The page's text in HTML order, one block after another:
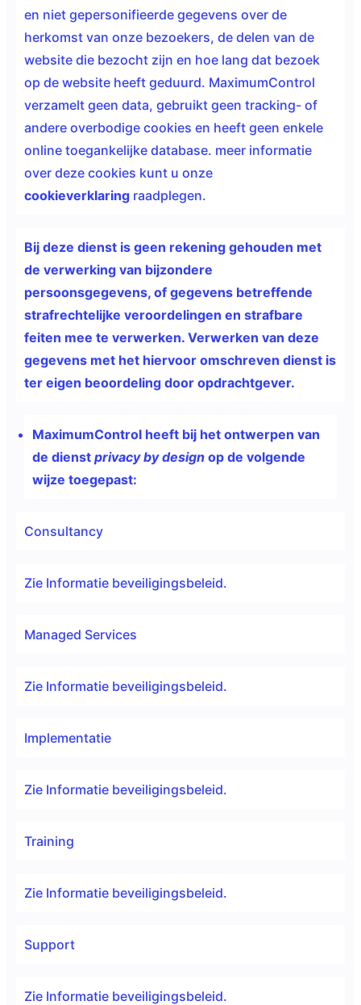
en niet gepersonifieerde gegevens over de
herkomst van onze bezoekers, de delen van de
website die bezocht zijn en hoe lang dat bezoek
op de website heeft geduurd. MaximumControl
verzamelt geen data, gebruikt geen tracking- of
andere overbodige cookies en heeft geen enkele
online toegankelijke database. meer informatie
over deze cookies kunt u onze
cookieverklaring raadplegen.
Bij deze dienst is geen rekening gehouden met
de verwerking van bijzondere
persoonsgegevens, of gegevens betreffende
strafrechtelijke veroordelingen en strafbare
feiten mee te verwerken. Verwerken van deze
gegevens met het hiervoor omschreven dienst is
ter eigen beoordeling door opdrachtgever.
MaximumControl heeft bij het ontwerpen van
de dienst privacy by design op de volgende
wijze toegepast:
Consultancy
Zie Informatie beveiligingsbeleid.
Managed Services
Zie Informatie beveiligingsbeleid.
Implementatie
Zie Informatie beveiligingsbeleid.
Training
Zie Informatie beveiligingsbeleid.
Support
Zie Informatie beveiligingsbeleid.